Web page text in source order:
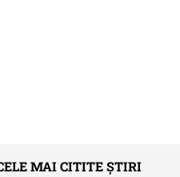
MAI CITITE ȘTIRI